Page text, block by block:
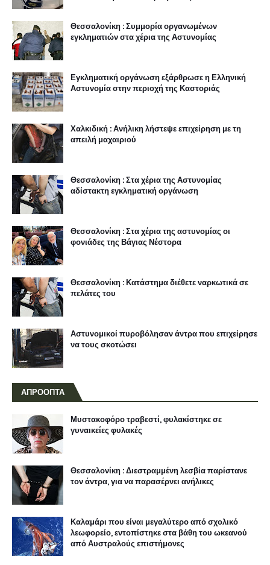
Θεσσαλονίκη : Συμμορία οργανωμένων
εγκληματιών στα χέρια της Αστυνομίας
Εγκληματική οργάνωση εξάρθρωσε η Ελληνική
Αστυνομία στην περιοχή της Καστοριάς
Χαλκιδική : Ανήλικη λήστεψε επιχείρηση με τη
απειλή μαχαιριού
Θεσσαλονίκη : Στα χέρια της Αστυνομίας
αδίστακτη εγκληματική οργάνωση
Θεσσαλονίκη : Στα χέρια της αστυνομίας οι
φονιάδες της Βάγιας Νέστορα
Θεσσαλονίκη : Κατάστημα διέθετε ναρκωτικά σε
πελάτες του
Αστυνομικοί πυροβόλησαν άντρα που επιχείρησε
να τους σκοτώσει
ΑΠΡΟΟΠΤΑ
Μυστακοφόρο τραβεστί, φυλακίστηκε σε
γυναικείες φυλακές
Θεσσαλονίκη : Διεστραμμένη λεσβία παρίστανε
τον άντρα, για να παρασέρνει ανήλικες
Καλαμάρι που είναι μεγαλύτερο από σχολικό
λεωφορείο, εντοπίστηκε στα βάθη του ωκεανού
από Αυστραλούς επιστήμονες